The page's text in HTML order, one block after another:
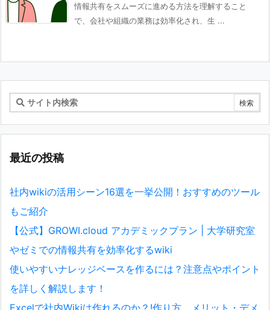
情報共有をスムーズに進める方法を理解すること
で、会社や組織の業務は効率化され、生 ...
最近の投稿
社内wikiの活用シーン16選を一挙公開！おすすめのツール
もご紹介
【公式】GROWI.cloud アカデミックプラン | 大学研究室
やゼミでの情報共有を効率化するwiki
使いやすいナレッジベースを作るには？注意点やポイント
を詳しく解説します！
Excelで社内Wikiは作れるのか？!作り方、メリット・デメ